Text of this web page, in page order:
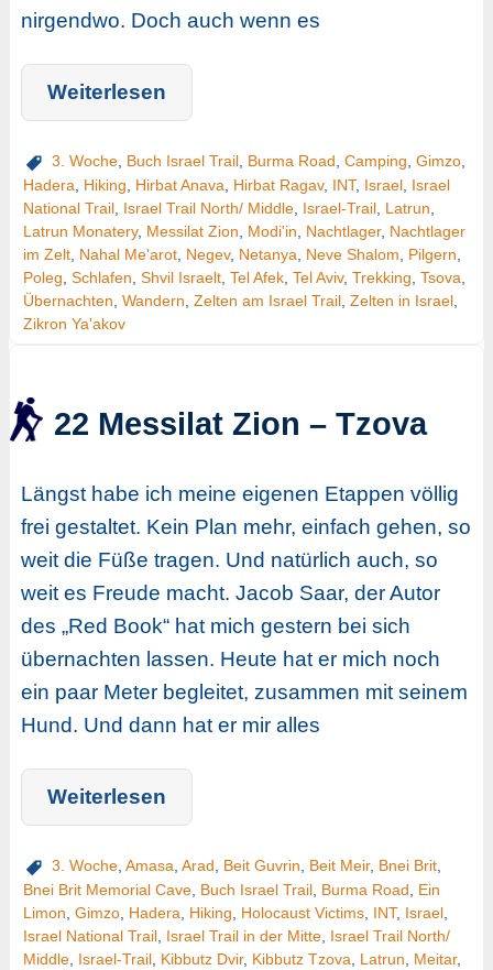
nirgendwo. Doch auch wenn es
Weiterlesen
3. Woche, Buch Israel Trail, Burma Road Camping Gimzo,
Hadera, Hiking, Hirbat Anava, Hirbat Ragav, INT, Israel, Israel
National Trail, Israel Trail North/ Middle, Israel-Trail, Latrun,
Latrun Monatery, Messilat Zion, Modi'in, Nachtlager, Nachtlager
im Zelt, Nahal Me'arot, Negev, Netanya, Neve Shalom, Pilgern,
Poleg, Schlafen, Shvil Israelt, Tel Afek, Tel Aviv, Trekking, Tsova,
Übernachten, Wandern, Zelten am Israel Trail, Zelten in Israel,
Zikron Ya'akov
22 Messilat Zion – Tzova
Längst habe ich meine eigenen Etappen völlig
frei gestaltet. Kein Plan mehr, einfach gehen, so
weit die Füße tragen. Und natürlich auch, so
weit es Freude macht. Jacob Saar, der Autor
des „Red Book“ hat mich gestern bei sich
übernachten lassen. Heute hat er mich noch
ein paar Meter begleitet, zusammen mit seinem
Hund. Und dann hat er mir alles
Weiterlesen
3. Woche, Amasa Arad Beit Guvrin Beit Meir, Bnei Brit,
Bnei Brit Memorial Cave, Buch Israel Trail, Burma Road, Ein
Limon, Gimzo, Hadera, Hiking, Holocaust Victims, INT, Israel,
Israel National Trail, Israel Trail in der Mitte, Israel Trail North/
Middle, Israel-Trail, Kibbutz Dvir, Kibbutz Tzova, Latrun, Meitar,